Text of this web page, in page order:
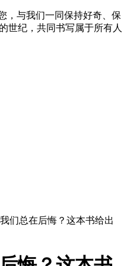
，与我们一同保持好奇、保
世纪，共同书写属于所有人
们总在后悔？这本书给出